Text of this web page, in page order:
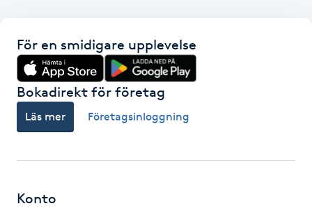
Hudvård
Hyaluronsyra
Hyperhidros
Hypnos
Hårborttagning
För en smidigare upplevelse
Bokadirekt för företag
Läs mer Företagsinloggning
Konto